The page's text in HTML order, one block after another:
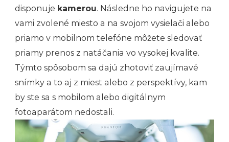
disponuje kamerou. Následne ho navigujete na
vami zvolené miesto a na svojom vysielači alebo
priamo v mobilnom telefóne môžete sledovať
priamy prenos z natáčania vo vysokej kvalite.
Týmto spôsobom sa dajú zhotoviť zaujímavé
snímky a to aj z miest alebo z perspektívy, kam
by ste sa s mobilom alebo digitálnym
fotoaparátom nedostali.